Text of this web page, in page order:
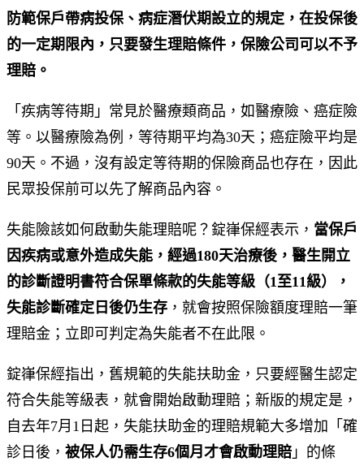
防範保戶帶病投保、病症潛伏期設立的規定，在投保後
的一定期限內，只要發生理賠條件，保險公司可以不予
理賠。
「疾病等待期」常見於醫療類商品，如醫療險、癌症險
等。以醫療險為例，等待期平均為30天；癌症險平均是
90天。不過，沒有設定等待期的保險商品也存在，因此
民眾投保前可以先了解商品內容。
失能險該如何啟動失能理賠呢？錠嵂保經表示， 當保戶
因疾病或意外造成失能，經過180天治療後，醫生開立
的診斷證明書符合保單條款的失能等級（1至11級），
失能診斷確定日後仍生存 ，就會按照保險額度理賠一筆
理賠金；立即可判定為失能者不在此限。
錠嵂保經指出，舊規範的失能扶助金，只要經醫生認定
符合失能等級表，就會開始啟動理賠；新版的規定是，
自去年7月1日起，失能扶助金的理賠規範大多增加「確
診日後， 被保人仍需生存6個月才會啟動理賠 」的條